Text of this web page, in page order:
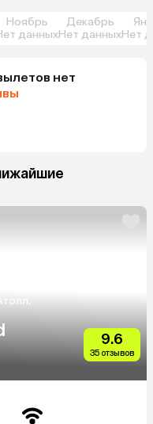
Ноябрь
данных
Декабрь
Нет данныхНет
нет
9.6
35 отзывов